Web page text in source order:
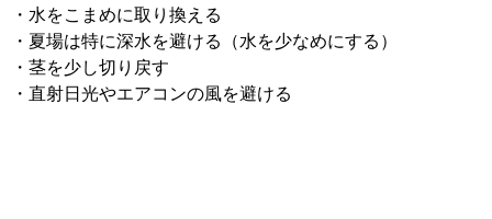
・水をこまめに取り換える
・夏場は特に深水を避ける（水を少なめにする）
・茎を少し切り戻す
・直射日光やエアコンの風を避ける